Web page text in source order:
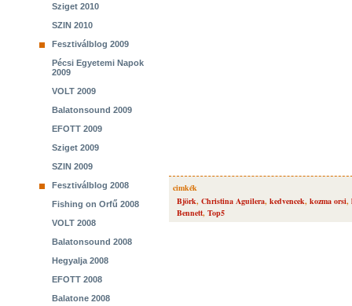
Sziget 2010
SZIN 2010
Fesztiválblog 2009
Pécsi Egyetemi Napok
2009
VOLT 2009
Balatonsound 2009
EFOTT 2009
Sziget 2009
SZIN 2009
Fesztiválblog 2008
Fishing on Orfű 2008
VOLT 2008
Balatonsound 2008
Hegyalja 2008
EFOTT 2008
Balatone 2008
cimkék
Björk, Christina Aguilera, kedvencek, kozma orsi,
Bennett, Top5